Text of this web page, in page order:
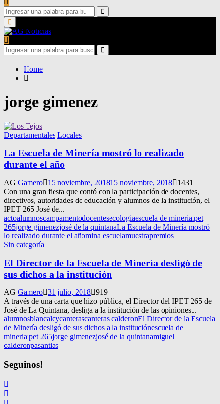
Search
for:
Search
Primary
Menu
Search
for:
Search
Home
jorge gimenez
Departamentales Locales
La Escuela de Minería mostró lo realizado
durante el año
AG Gamero 15 noviembre, 201815 noviembre, 2018
1431
Con una gran fiesta que contó con la participación de docentes,
directivos, autoridades de educación y alumnos de la institución, el
IPET 265 José de...
actoalumnoscampamentodocentesecologiaescuela de mineriaipet
265jorge gimenezjosé de la quintanaLa Escuela de Minería mostró
lo realizado durante el añomina escuelamuestrapremios
Sin categoría
El Director de la Escuela de Minería desligó de
sus dichos a la institución
AG Gamero 31 julio, 2018 919
A través de una carta que hizo pública, el Director del IPET 265 de
José de La Quintana, desliga a la institución de las opiniones...
alumnosblancaleycanterascanteras calderonEl Director de la Escuela
de Minería desligó de sus dichos a la instituciónescuela de
mineriaipet 265jorge gimenezjosé de la quintanamiguel
calderonpasantias
Seguinos!